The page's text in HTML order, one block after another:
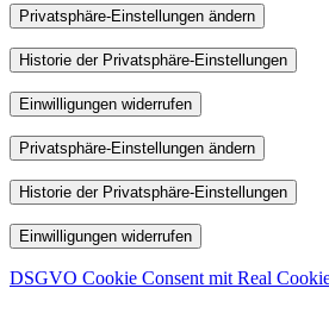
Privatsphäre-Einstellungen ändern
Historie der Privatsphäre-Einstellungen
Einwilligungen widerrufen
Privatsphäre-Einstellungen ändern
Historie der Privatsphäre-Einstellungen
Einwilligungen widerrufen
DSGVO Cookie Consent mit Real